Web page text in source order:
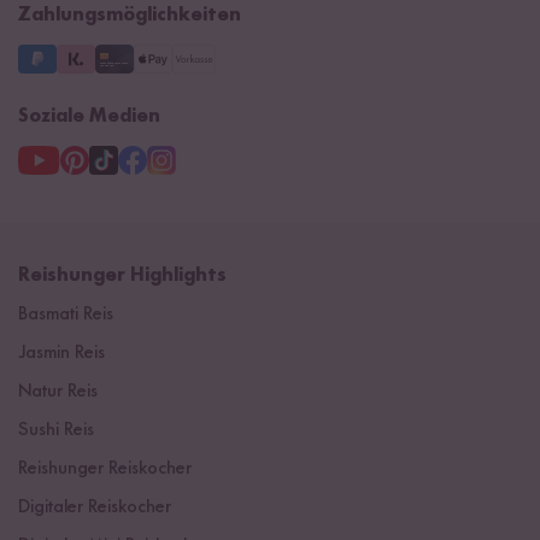
3 Jahre Garantie
Zahlungsmöglichkeiten
Soziale Medien
Reishunger Highlights
Basmati Reis
Jasmin Reis
Natur Reis
Sushi Reis
Reishunger Reiskocher
Digitaler Reiskocher